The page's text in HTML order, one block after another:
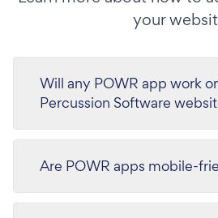
your
Will any POWR app work
Percussion Software
Are POWR apps mobile-